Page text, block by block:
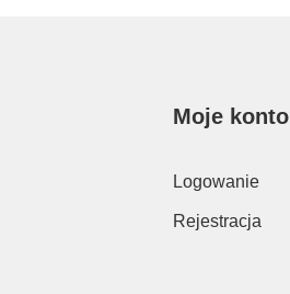
Moje konto
Logowanie
Rejestracja